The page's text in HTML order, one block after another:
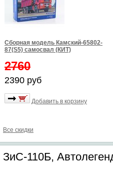
Сборная модель Камский-65802-
87(S5) самосвал (КИТ)
2760
2390 руб
Добавить в корзину
Все скидки
ЗиС-110Б,